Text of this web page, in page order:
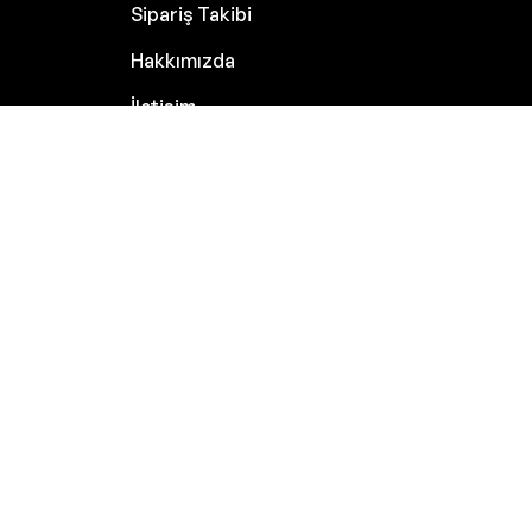
Sipariş Takibi
Hakkımızda
İletişim